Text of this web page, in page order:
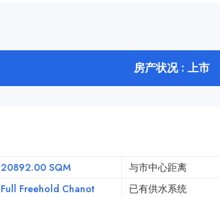
房产状况 : 上市
20892.00 SQM 与市中心距离
Full Freehold Chanot 已有供水系统